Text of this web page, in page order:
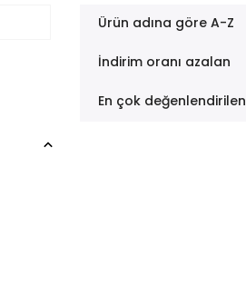
Ürün adına göre A-Z
İndirim oranı azalan
En çok değenlendirilen